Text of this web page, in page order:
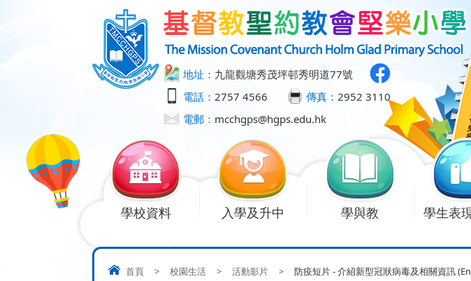
地址： 九龍觀塘秀茂坪邨秀明道77號
電話： 2757 4566 傳真： 2952 3110
電郵： mcchgps@hgps.edu.hk
學校資料 入學及升中 學與教 學生表
首頁 > 校園生活 > 活動影片 > 防疫短片 - 介紹新型冠狀病毒及相關資訊